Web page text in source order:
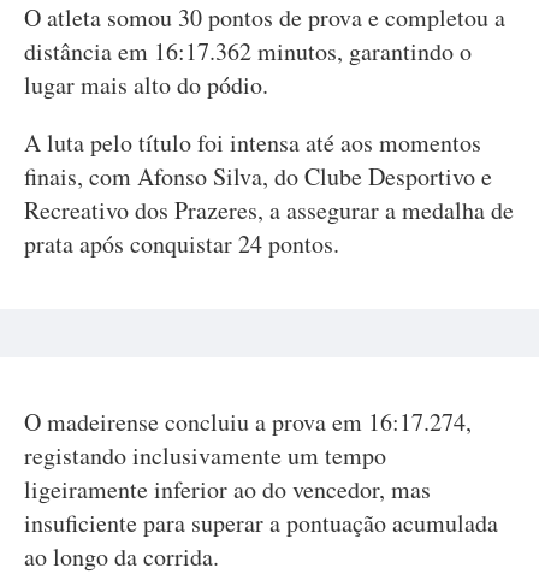
O atleta somou 30 pontos de prova e completou a
distância em 16:17.362 minutos, garantindo o
lugar mais alto do pódio.
A luta pelo título foi intensa até aos momentos
finais, com Afonso Silva, do Clube Desportivo e
Recreativo dos Prazeres, a assegurar a medalha de
prata após conquistar 24 pontos.
O madeirense concluiu a prova em 16:17.274,
registando inclusivamente um tempo
ligeiramente inferior ao do vencedor, mas
insuficiente para superar a pontuação acumulada
ao longo da corrida.